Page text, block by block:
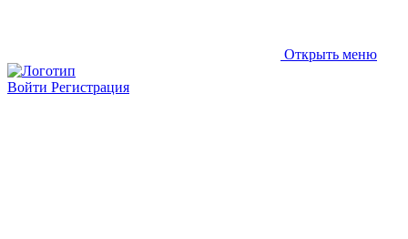
Открыть меню
Войти Регистрация